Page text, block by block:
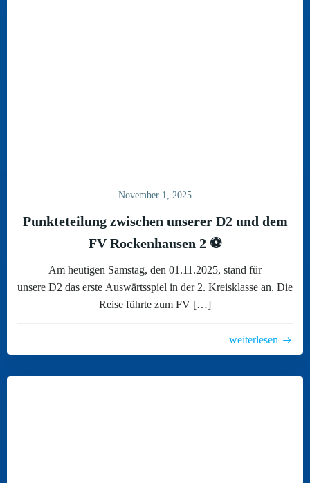
November 1, 2025
Punkteteilung zwischen unserer D2 und dem
FV Rockenhausen 2 ⚽
Am heutigen Samstag, den 01.11.2025, stand für
unsere D2 das erste Auswärtsspiel in der 2. Kreisklasse an. Die
Reise führte zum FV […]
weiterlesen